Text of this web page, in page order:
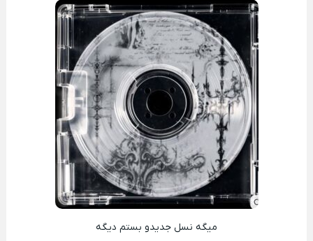
میگه نسل جدیدو بستم دیگه